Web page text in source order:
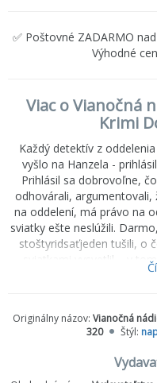
✅ Poštovné ZADARMO
Výhodné
Viac o Vianočná
Krimi
Každý detektív z
vyšlo na Hanzela -
Prihlásil sa dobrovoľne,
odhovárali,
na oddelení, má právo na
sviatky ešte neslúžili.
stoštyridsaťjeden tušili, o
sviatkami vysvetlil – v
zomrela manželka a
bude pokojná. Mýlil sa.
muž s dýkou v chrbte,
Klaudia, a aby toho nebolo
rozpleštená na chodníku
Originálny názov: Vianočná
320
Štýl: